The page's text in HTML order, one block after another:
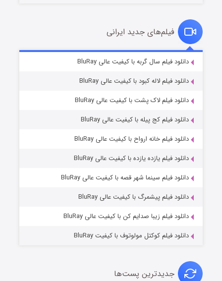
قسمت۷ (زیرنویس) منتشر شد
شوگر فصل ۲
فیلم‌های جدید ایرانی
دانلود فیلم سال گربه با کیفیت عالی BluRay
دانلود فیلم لاله کبود با کیفیت عالی BluRay
دانلود فیلم لاک پشت با کیفیت عالی BluRay
دانلود فیلم کج‌ پیله با کیفیت عالی BluRay
دانلود فیلم خانه ارواح با کیفیت عالی BluRay
دانلود فیلم یازده یازده با کیفیت عالی BluRay
دانلود فیلم سینما شهر قصه با کیفیت عالی BluRay
دانلود فیلم پیشمرگ با کیفیت عالی BluRay
دانلود فیلم زیبا صدایم کن با کیفیت عالی BluRay
دانلود فیلم کوکتل مولوتوف با کیفیت BluRay
جدیدترین پست‌ها